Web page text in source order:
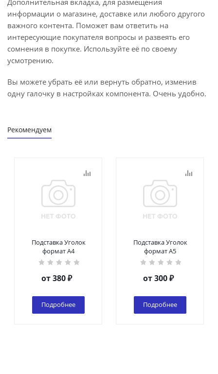
Дополнительная вкладка, для размещения
информации о магазине, доставке или любого другого
важного контента. Поможет вам ответить на
интересующие покупателя вопросы и развеять его
сомнения в покупке. Используйте её по своему
усмотрению.
Вы можете убрать её или вернуть обратно, изменив
одну галочку в настройках компонента. Очень удобно.
Рекомендуем
Подставка Уголок
формат А4
от380 ₽
Подробнее
Подставка Уголок
формат А5
от300 ₽
Подробнее